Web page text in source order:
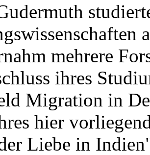
mehrere
ihres
Migration in
hier
Liebe in